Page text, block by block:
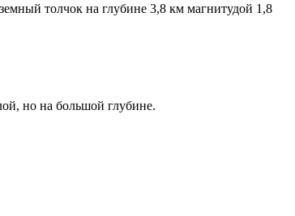
толчок на глубине 3,8 км магнитудой 1,8
но на большой глубине.